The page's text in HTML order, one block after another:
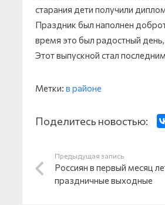
старания дети получили
Праздник был наполнен
время это был радостный
Этот выпускной стал
Метки: в районе
Поделитесь новостью:
Предыдущая запись
Россиян в первый месяц
праздничные выходные